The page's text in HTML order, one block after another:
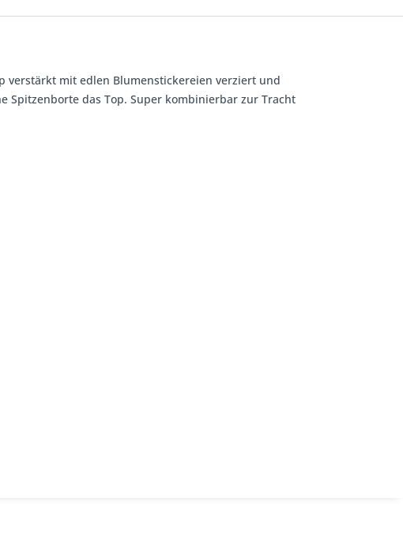
verstärkt mit edlen Blumenstickereien verziert und
Spitzenborte das Top. Super kombinierbar zur Tracht